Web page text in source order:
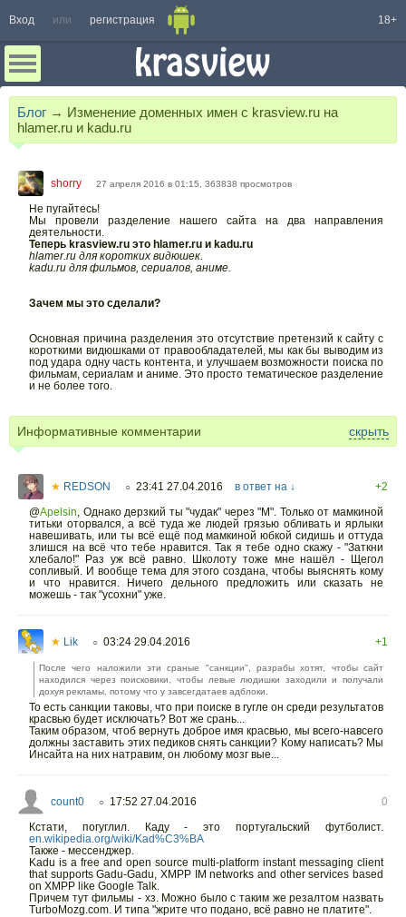
Вход или регистрация 18+
Блог → Изменение доменных имен с krasview.ru на
hlamer.ru и kadu.ru
shorry 27 апреля 2016 в 01:15, 363838 просмотров
Не пугайтесь!
Мы провели разделение нашего сайта на два направления
деятельности.
Теперь krasview.ru это hlamer.ru и kadu.ru
hlamer.ru для коротких видюшек.
kadu.ru для фильмов, сериалов, аниме.
Зачем мы это сделали?
Основная причина разделения это отсутствие претензий к сайту с
короткими видюшками от правообладателей, мы как бы выводим из
под удара одну часть контента, и улучшаем возможности поиска по
фильмам, сериалам и аниме. Это просто тематическое разделение
и не более того.
Информативные комментарии скрыть
★ REDSON ○ 23:41 27.04.2016 в ответ на ↓
+2
@Apelsin, Однако дерзкий ты "чудак" через "М". Только от мамкиной
титьки оторвался, а всё туда же людей грязью обливать и ярлыки
навешивать, или ты всё ещё под мамкиной юбкой сидишь и оттуда
злишся на всё что тебе нравится. Так я тебе одно скажу - "Заткни
хлебало!" Раз уж всё равно. Школоту тоже мне нашёл - Щегол
сопливый. И вообще тема для этого создана, чтобы выяснять кому
и что нравится. Ничего дельного предложить или сказать не
можешь - так "усохни" уже.
★ Lik ○ 03:24 29.04.2016 +1
После чего наложили эти сраные "санкции", разрабы хотят, чтобы сайт
находился через поисковики, чтобы левые людишки заходили и получали
дохуя рекламы, потому что у завсегдатаев адблоки.
То есть санкции таковы, что при поиске в гугле он среди результатов
красвью будет исключать? Вот же срань...
Таким образом, чтоб вернуть доброе имя красвью, мы всего-навсего
должны заставить этих педиков снять санкции? Кому написать? Мы
Инсайта на них натравим, он любому мозг вые...
count0 ○ 17:52 27.04.2016
0
Кстати, погуглил. Каду - это португальский футболист.
en.wikipedia.org/wiki/Kad%C3%BA
Также - мессенджер.
Kadu is a free and open source multi-platform instant messaging client
that supports Gadu-Gadu, XMPP IM networks and other services based
on XMPP like Google Talk.
Причем тут фильмы - хз. Можно было с таким же резалтом назвать
TurboMozg.com. И типа "жрите что подано, всё равно не платите".